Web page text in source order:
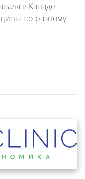
в Канаде
по-разному